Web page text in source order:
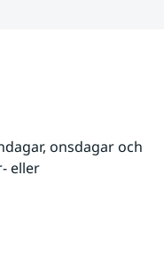
onsdagar och
eller